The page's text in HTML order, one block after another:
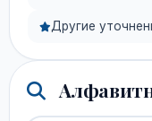
Другие